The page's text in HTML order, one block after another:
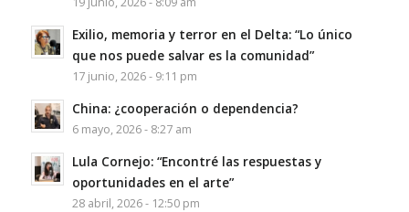
Exilio, memoria y terror en el Delta: “Lo único
que nos puede salvar es la comunidad”
17 junio, 2026 - 9:11 pm
China: ¿cooperación o dependencia?
6 mayo, 2026 - 8:27 am
Lula Cornejo: “Encontré las respuestas y
oportunidades en el arte”
28 abril, 2026 - 12:50 pm